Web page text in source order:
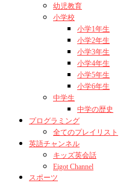
幼児教育
小学校
小学1年生
小学2年生
小学3年生
小学4年生
小学5年生
小学6年生
中学生
中学の歴史
プログラミング
全てのプレイリスト
英語チャンネル
キッズ英会話
Eigot Channel
スポーツ